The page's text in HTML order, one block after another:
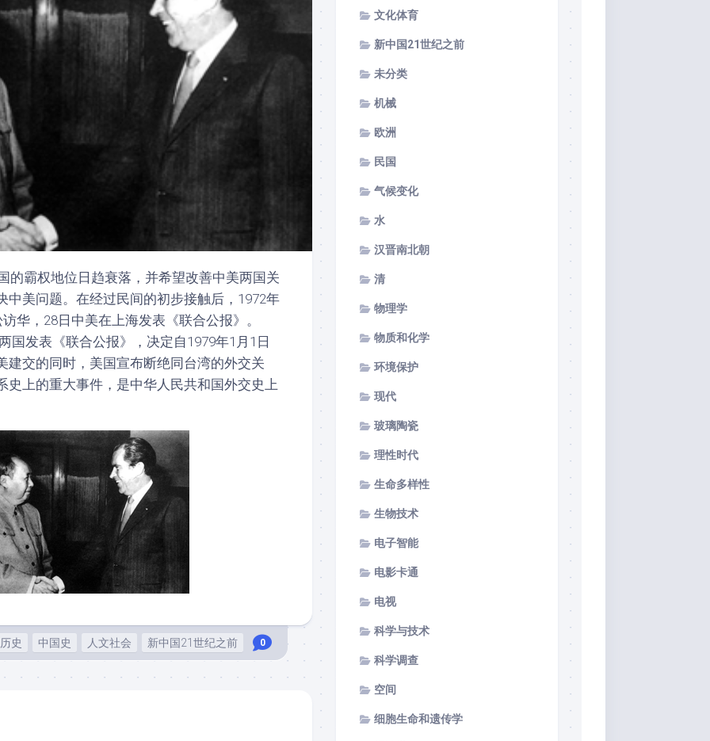
的霸权地位日趋衰落，并希望改善中美两国关
中美问题。在经过民间的初步接触后，1972年
华，28日中美在上海发表《联合公报》。
国发表《联合公报》，决定自1979年1月1日
建交的同时，美国宣布断绝同台湾的外交关
史上的重大事件，是中华人民共和国外交史上
史 中国史 人文社会 新中国21世纪之前 0
文化体育
新中国21世纪之前
未分类
机械
欧洲
民国
气候变化
水
汉晋南北朝
清
物理学
物质和化学
环境保护
现代
玻璃陶瓷
理性时代
生命多样性
生物技术
电子智能
电影卡通
电视
科学与技术
科学调查
空间
细胞生命和遗传学